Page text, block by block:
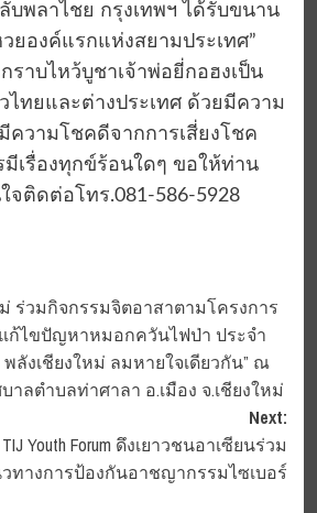
บพลาไชย กรุงเทพฯ ได้รับขนาน
วยองค์แรกแห่งสยามประเทศ”
ราบไหว้บูชาเจ้าพ่อยี่กอฮงเป็น
ไทยและต่างประเทศ ด้วยมีความ
ความโชคดีจากการเสี่ยงโชค
มีเรื่องทุกข์ร้อนใดๆ ขอให้ท่าน
จติดต่อโทร.081-586-5928
ร่วมกิจกรรมจิตอาสาตามโครงการ
ก้ไขปัญหาหมอกควันไฟป่า ประจำ
พลังเชียงใหม่ ลมหายใจเดียวกัน” ณ
าลตำบลท่าศาลา อ.เมือง จ.เชียงใหม่
Next:
Youth Forum ดึงเยาวชนอาเซียนร่วม
ทางการป้องกันอาชญากรรมไซเบอร์